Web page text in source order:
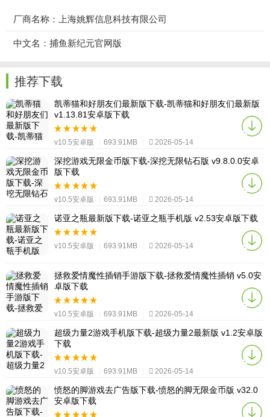
厂商名称：上海姚辉信息科技有限公司
中文名：捕鱼新纪元官网版
推荐下载
凯蒂猫和好朋友们最新版下载-凯蒂猫和好朋友们最新版
v1.13.81安卓版下载
v10.5安卓版 693.91MB 2026-05-14
深挖游戏无限金币版下载-深挖无限钻石版 v9.8.0.0安卓
版下载
v10.5安卓版 693.91MB 2026-05-14
诺亚之瓶最新版下载-诺亚之瓶手机版 v2.53安卓版下载
v10.5安卓版 693.91MB 2026-05-14
拯救爱情魔性插销手游版下载-拯救爱情魔性插销 v5.0安
卓版下载
v10.5安卓版 693.91MB 2026-05-14
超级力量2游戏手机版下载-超级力量2最新版 v1.2安卓版
下载
v10.5安卓版 693.91MB 2026-05-14
愤怒的脚游戏去广告版下载-愤怒的脚无限金币版 v32.0
安卓版下载